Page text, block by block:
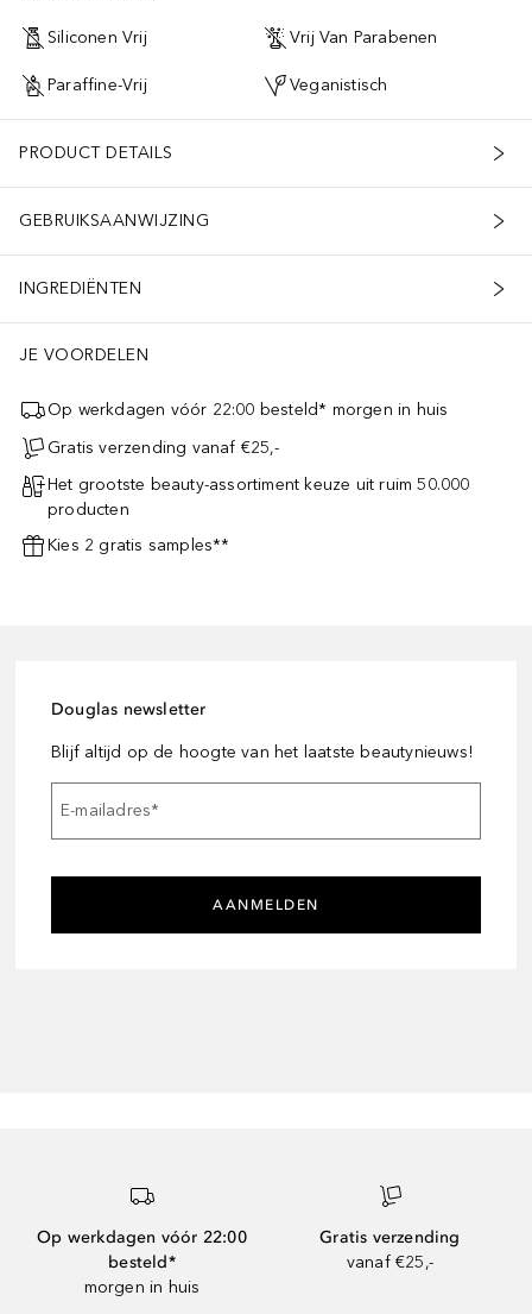
Siliconen Vrij Vrij Van Parabenen
Paraffine-Vrij Veganistisch
PRODUCT DETAILS
GEBRUIKSAANWIJZING
INGREDIËNTEN
JE VOORDELEN
Op werkdagen vóór 22:00 besteld* morgen in huis
Gratis verzending vanaf €25,-
Het grootste beauty-assortiment keuze uit ruim 50.000
producten
Kies 2 gratis samples**
Douglas newsletter
Blijf altijd op de hoogte van het laatste beautynieuws!
E-mailadres*
AANMELDEN
Op werkdagen vóór 22:00
besteld*
morgen in huis
Gratis verzending
vanaf €25,-